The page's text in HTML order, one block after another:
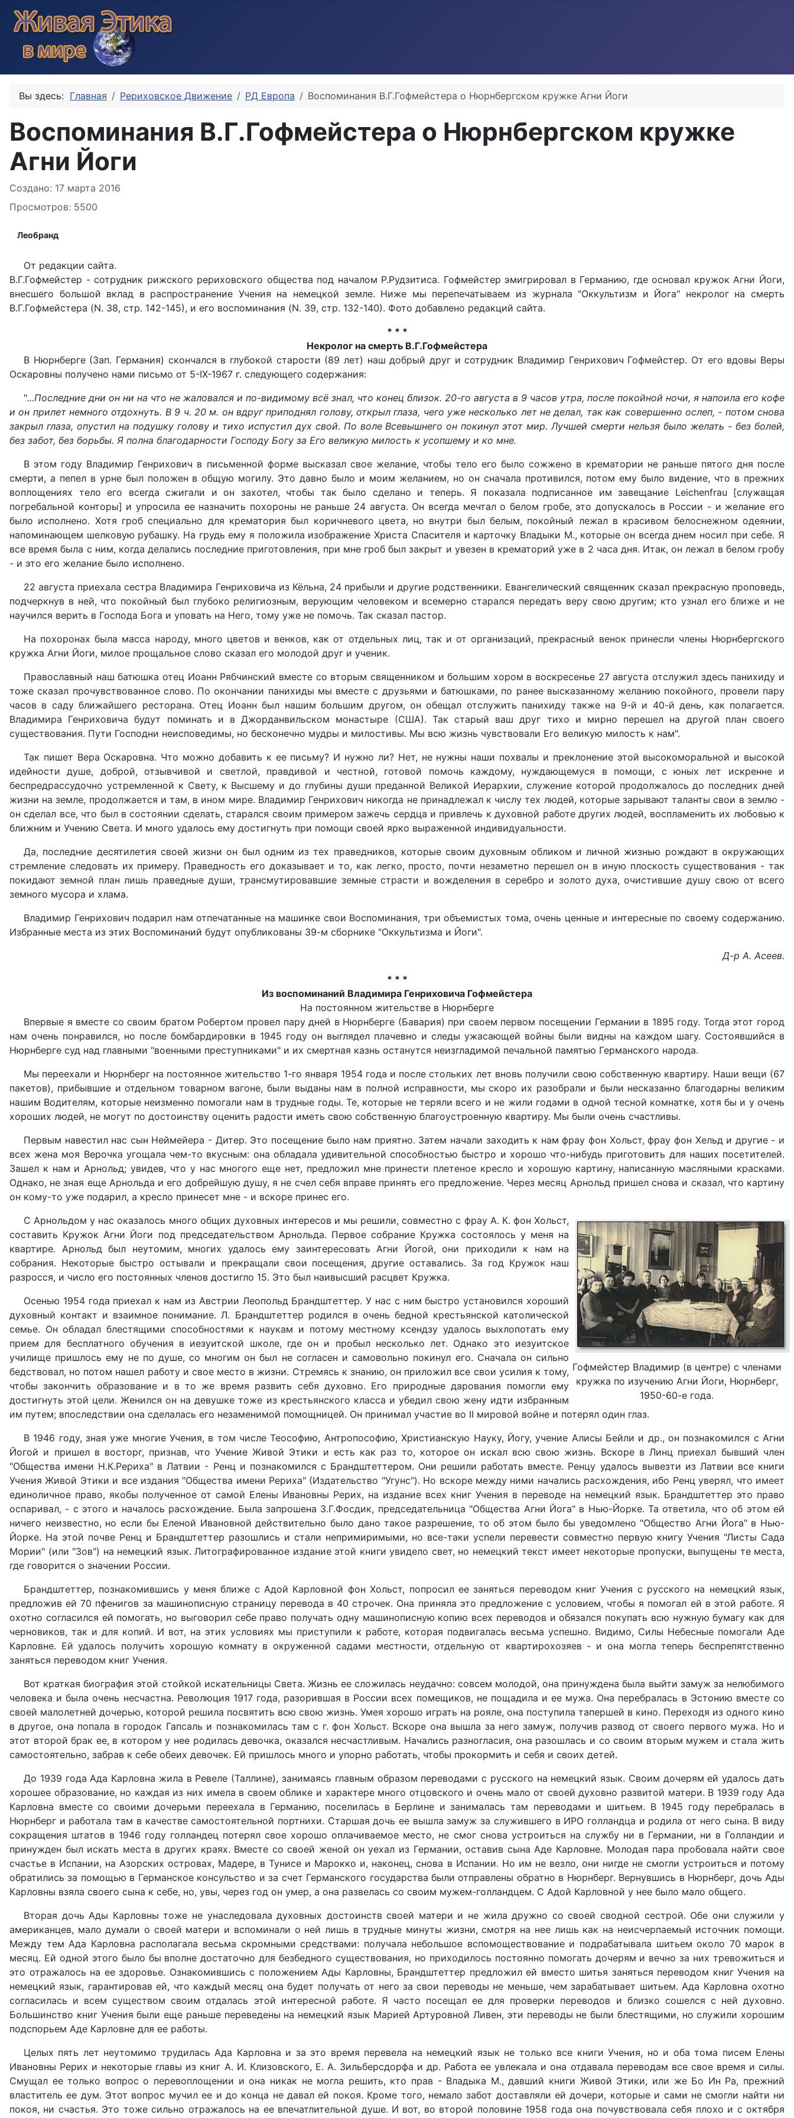
Вы здесь: Главная Рериховское Движение РД Европа Воспоминания В.Г.Гофмейстера о Нюрнбергском кружке Агни Йоги
Воспоминания В.Г.Гофмейстера о Нюрнбергском кружке
Агни Йоги
Информация о материале
Создано: 17 марта 2016
Просмотров: 5500
Леобранд
От редакции сайта.
В.Г.Гофмейстер - сотрудник рижского рериховского общества под началом Р.Рудзитиса. Гофмейстер эмигрировал в Германию, где основал кружок Агни Йоги,
внесшего большой вклад в распространение Учения на немецкой земле. Ниже мы перепечатываем из журнала "Оккультизм и Йога" некролог на смерть
В.Г.Гофмейстера (N. 38, стр. 142-145), и его воспоминания (N. 39, стр. 132-140). Фото добавлено редакций сайта.
* * *
Некролог на смерть В.Г.Гофмейстера
В Нюрнберге (Зап. Германия) скончался в глубокой старости (89 лет) наш добрый друг и сотрудник Владимир Генрихович Гофмейстер. От его вдовы Веры
Оскаровны получено нами письмо от 5-IX-1967 г. следующего содержания:
"...Последние дни он ни на что не жаловался и по-видимому всё знал, что конец близок. 20-го августа в 9 часов утра, после покойной ночи, я напоила его кофе
и он прилет немного отдохнуть. В 9 ч. 20 м. он вдруг приподнял голову, открыл глаза, чего уже несколько лет не делал, так как совершенно ослеп, - потом снова
закрыл глаза, опустил на подушку голову и тихо испустил дух свой. По воле Всевышнего он покинул этот мир. Лучшей смерти нельзя было желать - без болей,
без забот, без борьбы. Я полна благодарности Господу Богу за Его великую милость к усопшему и ко мне.
В этом году Владимир Генрихович в письменной форме высказал свое желание, чтобы тело его было сожжено в крематории не раньше пятого дня после
смерти, а пепел в урне был положен в общую могилу. Это давно было и моим желанием, но он сначала противился, потом ему было видение, что в прежних
воплощениях тело его всегда сжигали и он захотел, чтобы так было сделано и теперь. Я показала подписанное им завещание Leichenfrau [служащая
погребальной конторы] и упросила ее назначить похороны не раньше 24 августа. Он всегда мечтал о белом гробе, это допускалось в России - и желание его
было исполнено. Хотя гроб специально для крематория был коричневого цвета, но внутри был белым, покойный лежал в красивом белоснежном одеянии,
напоминающем шелковую рубашку. На грудь ему я положила изображение Христа Спасителя и карточку Владыки М., которые он всегда днем носил при себе. Я
все время была с ним, когда делались последние приготовления, при мне гроб был закрыт и увезен в крематорий уже в 2 часа дня. Итак, он лежал в белом гробу
- и это его желание было исполнено.
22 августа приехала сестра Владимира Генриховича из Кёльна, 24 прибыли и другие родственники. Евангелический священник сказал прекрасную проповедь,
подчеркнув в ней, что покойный был глубоко религиозным, верующим человеком и всемерно старался передать веру свою другим; кто узнал его ближе и не
научился верить в Господа Бога и уповать на Него, тому уже не помочь. Так сказал пастор.
На похоронах была масса народу, много цветов и венков, как от отдельных лиц, так и от организаций, прекрасный венок принесли члены Нюрнбергского
кружка Агни Йоги, милое прощальное слово сказал его молодой друг и ученик.
Православный наш батюшка отец Иоанн Рябчинский вместе со вторым священником и большим хором в воскресенье 27 августа отслужил здесь панихиду и
тоже сказал прочувствованное слово. По окончании панихиды мы вместе с друзьями и батюшками, по ранее высказанному желанию покойного, провели пару
часов в саду ближайшего ресторана. Отец Иоанн был нашим большим другом, он обещал отслужить панихиду также на 9-й и 40-й день, как полагается.
Владимира Генриховича будут поминать и в Джорданвильском монастыре (США). Так старый ваш друг тихо и мирно перешел на другой план своего
существования. Пути Господни неисповедимы, но бесконечно мудры и милостивы. Мы всю жизнь чувствовали Его великую милость к нам".
Так пишет Вера Оскаровна. Что можно добавить к ее письму? И нужно ли? Нет, не нужны наши похвалы и преклонение этой высокоморальной и высокой
идейности душе, доброй, отзывчивой и светлой, правдивой и честной, готовой помочь каждому, нуждающемуся в помощи, с юных лет искренне и
беспредрассудочно устремленной к Свету, к Высшему и до глубины души преданной Великой Иерархии, служение которой продолжалось до последних дней
жизни на земле, продолжается и там, в ином мире. Владимир Генрихович никогда не принадлежал к числу тех людей, которые зарывают таланты свои в землю -
он сделал все, что был в состоянии сделать, старался своим примером зажечь сердца и привлечь к духовной работе других людей, воспламенить их любовью к
ближним и Учению Света. И много удалось ему достигнуть при помощи своей ярко выраженной индивидуальности.
Да, последние десятилетия своей жизни он был одним из тех праведников, которые своим духовным обликом и личной жизнью рождают в окружающих
стремление следовать их примеру. Праведность его доказывает и то, как легко, просто, почти незаметно перешел он в иную плоскость существования - так
покидают земной план лишь праведные души, трансмутировавшие земные страсти и вожделения в серебро и золото духа, очистившие душу свою от всего
земного мусора и хлама.
Владимир Генрихович подарил нам отпечатанные на машинке свои Воспоминания, три объемистых тома, очень ценные и интересные по своему содержанию.
Избранные места из этих Воспоминаний будут опубликованы 39-м сборнике "Оккультизма и Йоги".
Д-р А. Асеев.
* * *
Из воспоминаний Владимира Генриховича Гофмейстера
На постоянном жительстве в Нюрнберге
Впервые я вместе со своим братом Робертом провел пару дней в Нюрнберге (Бавария) при своем первом посещении Германии в 1895 году. Тогда этот город
нам очень понравился, но после бомбардировки в 1945 году он выглядел плачевно и следы ужасающей войны были видны на каждом шагу. Состоявшийся в
Нюрнберге суд над главными "военными преступниками" и их смертная казнь останутся неизгладимой печальной памятью Германского народа.
Мы переехали и Нюрнберг на постоянное жительство 1-го января 1954 года и после стольких лет вновь получили свою собственную квартиру. Наши вещи (67
пакетов), прибывшие и отдельном товарном вагоне, были выданы нам в полной исправности, мы скоро их разобрали и были несказанно благодарны великим
нашим Водителям, которые неизменно помогали нам в трудные годы. Те, которые не теряли всего и не жили годами в одной тесной комнатке, хотя бы и у очень
хороших людей, не могут по достоинству оценить радости иметь свою собственную благоустроенную квартиру. Мы были очень счастливы.
Первым навестил нас сын Неймейера - Дитер. Это посещение было нам приятно. Затем начали заходить к нам фрау фон Хольст, фрау фон Хельд и другие - и
всех жена моя Верочка угощала чем-то вкусным: она обладала удивительной способностью быстро и хорошо что-нибудь приготовить для наших посетителей.
Зашел к нам и Арнольд; увидев, что у нас многого еще нет, предложил мне принести плетеное кресло и хорошую картину, написанную масляными красками.
Однако, не зная еще Арнольда и его добрейшую душу, я не счел себя вправе принять его предложение. Через месяц Арнольд пришел снова и сказал, что картину
он кому-то уже подарил, а кресло принесет мне - и вскоре принес его.
Гофмейстер Владимир (в центре) с членами
кружка по изучению Агни Йоги, Нюрнберг,
1950-60-е года.
С Арнольдом у нас оказалось много общих духовных интересов и мы решили, совместно с фрау А. К. фон Хольст,
составить Кружок Агни Йоги под председательством Арнольда. Первое собрание Кружка состоялось у меня на
квартире. Арнольд был неутомим, многих удалось ему заинтересовать Агни Йогой, они приходили к нам на
собрания. Некоторые быстро остывали и прекращали свои посещения, другие оставались. За год Кружок наш
разросся, и число его постоянных членов достигло 15. Это был наивысший расцвет Кружка.
Осенью 1954 года приехал к нам из Австрии Леопольд Брандштеттер. У нас с ним быстро установился хороший
духовный контакт и взаимное понимание. Л. Брандштеттер родился в очень бедной крестьянской католической
семье. Он обладал блестящими способностями к наукам и потому местному ксендзу удалось выхлопотать ему
прием для бесплатного обучения в иезуитской школе, где он и пробыл несколько лет. Однако это иезуитское
училище пришлось ему не по душе, со многим он был не согласен и самовольно покинул его. Сначала он сильно
бедствовал, но потом нашел работу и свое место в жизни. Стремясь к знанию, он приложил все свои усилия к тому,
чтобы закончить образование и в то же время развить себя духовно. Его природные дарования помогли ему
достигнуть этой цели. Женился он на девушке тоже из крестьянского класса и убедил свою жену идти избранным
им путем; впоследствии она сделалась его незаменимой помощницей. Он принимал участие во II мировой войне и потерял один глаз.
В 1946 году, зная уже многие Учения, в том числе Теософию, Антропософию, Христианскую Науку, Йогу, учение Алисы Бейли и др., он познакомился с Агни
Йогой и пришел в восторг, признав, что Учение Живой Этики и есть как раз то, которое он искал всю свою жизнь. Вскоре в Линц приехал бывший член
"Общества имени Н.К.Рериха" в Латвии - Ренц и познакомился с Брандштеттером. Они решили работать вместе. Ренцу удалось вывезти из Латвии все книги
Учения Живой Этики и все издания "Общества имени Рериха" (Издательство "Угунс"). Но вскоре между ними начались расхождения, ибо Ренц уверял, что имеет
единоличное право, якобы полученное от самой Елены Ивановны Рерих, на издание всех книг Учения в переводе на немецкий язык. Брандштеттер это право
оспаривал, - с этого и началось расхождение. Была запрошена 3.Г.Фосдик, председательница "Общества Агни Йога" в Нью-Йорке. Та ответила, что об этом ей
ничего неизвестно, но если бы Еленой Ивановной действительно было дано такое разрешение, то об этом было бы уведомлено "Общество Агни Йога" в Нью-
Йорке. На этой почве Ренц и Брандштеттер разошлись и стали непримиримыми, но все-таки успели перевести совместно первую книгу Учения "Листы Сада
Мории" (или "Зов") на немецкий язык. Литографированное издание этой книги увидело свет, но немецкий текст имеет некоторые пропуски, выпущены те места,
где говорится о значении России.
Брандштеттер, познакомившись у меня ближе с Адой Карловной фон Хольст, попросил ее заняться переводом книг Учения с русского на немецкий язык,
предложив ей 70 пфенигов за машинописную страницу перевода в 40 строчек. Она приняла это предложение с условием, чтобы я помогал ей в этой работе. Я
охотно согласился ей помогать, но выговорил себе право получать одну машинописную копию всех переводов и обязался покупать всю нужную бумагу как для
черновиков, так и для копий. И вот, на этих условиях мы приступили к работе, которая подвигалась весьма успешно. Видимо, Силы Небесные помогали Аде
Карловне. Ей удалось получить хорошую комнату в окруженной садами местности, отдельную от квартирохозяев - и она могла теперь беспрепятственно
заняться переводом книг Учения.
Вот краткая биография этой стойкой искательницы Света. Жизнь ее сложилась неудачно: совсем молодой, она принуждена была выйти замуж за нелюбимого
человека и была очень несчастна. Революция 1917 года, разорившая в России всех помещиков, не пощадила и ее мужа. Она перебралась в Эстонию вместе со
своей малолетней дочерью, которой решила посвятить всю свою жизнь. Умея хорошо играть на рояле, она поступила тапершей в кино. Переходя из одного кино
в другое, она попала в городок Гапсаль и познакомилась там с г. фон Хольст. Вскоре она вышла за него замуж, получив развод от своего первого мужа. Но и
этот второй брак ее, в котором у нее родилась девочка, оказался несчастливым. Начались разногласия, она разошлась и со своим вторым мужем и стала жить
самостоятельно, забрав к себе обеих девочек. Ей пришлось много и упорно работать, чтобы прокормить и себя и своих детей.
До 1939 года Ада Карловна жила в Ревеле (Таллине), занимаясь главным образом переводами с русского на немецкий язык. Своим дочерям ей удалось дать
хорошее образование, но каждая из них имела в своем облике и характере много отцовского и очень мало от своей духовно развитой матери. В 1939 году Ада
Карловна вместе со своими дочерьми переехала в Германию, поселилась в Берлине и занималась там переводами и шитьем. В 1945 году перебралась в
Нюрнберг и работала там в качестве самостоятельной портнихи. Старшая дочь ее вышла замуж за служившего в ИРО голландца и родила от него сына. В виду
сокращения штатов в 1946 году голландец потерял свое хорошо оплачиваемое место, не смог снова устроиться на службу ни в Германии, ни в Голландии и
принужден был искать места в других краях. Вместе со своей женой он уехал из Германии, оставив сына Аде Карловне. Молодая пара пробовала найти свое
счастье в Испании, на Азорских островах, Мадере, в Тунисе и Марокко и, наконец, снова в Испании. Но им не везло, они нигде не смогли устроиться и потому
обратились за помощью в Германское консульство и за счет Германского государства были отправлены обратно в Нюрнберг. Вернувшись в Нюрнберг, дочь Ады
Карловны взяла своего сына к себе, но, увы, через год он умер, а она развелась со своим мужем-голландцем. С Адой Карловной у нее было мало общего.
Вторая дочь Ады Карловны тоже не унаследовала духовных достоинств своей матери и не жила дружно со своей сводной сестрой. Обе они служили у
американцев, мало думали о своей матери и вспоминали о ней лишь в трудные минуты жизни, смотря на нее лишь как на неисчерпаемый источник помощи.
Между тем Ада Карловна располагала весьма скромными средствами: получала небольшое вспомоществование и подрабатывала шитьем около 70 марок в
месяц. Ей одной этого было бы вполне достаточно для безбедного существования, но приходилось постоянно помогать дочерям и вечно за них тревожиться и
это отражалось на ее здоровье. Ознакомившись с положением Ады Карловны, Брандштеттер предложил ей вместо шитья заняться переводом книг Учения на
немецкий язык, гарантировав ей, что каждый месяц она будет получать от него за свои переводы не меньше, чем зарабатывает шитьем. Ада Карловна охотно
согласилась и всем существом своим отдалась этой интересной работе. Я часто посещал ее для проверки переводов и близко сошелся с ней духовно.
Большинство книг Учения были еще раньше переведены на немецкий язык Марией Артуровной Ливен, эти переводы не были блестящими, но служили хорошим
подспорьем Аде Карловне для ее работы.
Целых пять лет неутомимо трудилась Ада Карловна и за это время перевела на немецкий язык не только все книги Учения, но и оба тома писем Елены
Ивановны Рерих и некоторые главы из книг А. И. Клизовского, Е. А. Зильберсдорфа и др. Работа ее увлекала и она отдавала переводам все свое время и силы.
Смущал ее только вопрос о перевоплощении и она никак не могла решить, кто прав - Владыка М., давший книги Живой Этики, или же Бо Ин Ра, прежний
властитель ее дум. Этот вопрос мучил ее и до конца не давал ей покоя. Кроме того, немало забот доставляли ей дочери, которые и сами не смогли найти ни
покоя, ни счастья. Это тоже сильно отражалось на ее впечатлительной душе. И вот, во второй половине 1958 года она почувствовала себя плохо и с октября